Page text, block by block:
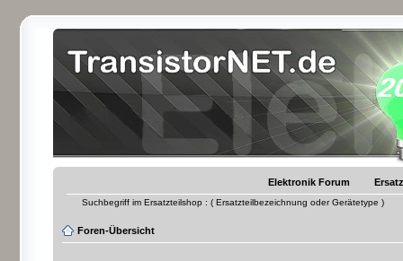
Elektronik Forum
Suchbegriff im Ersatzteilshop : ( Ersatzteilbezeichnung oder Gerätetype )
Foren-Übersicht